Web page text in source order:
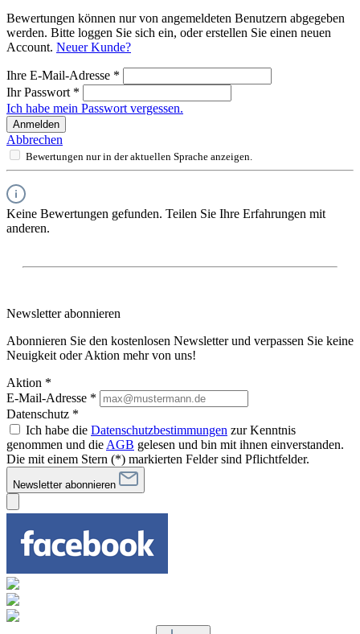
Bewertungen können nur von angemeldeten Benutzern abgegeben
werden. Bitte loggen Sie sich ein, oder erstellen Sie einen neuen
Account. Neuer Kunde?
Ihre E-Mail-Adresse *
Ihr Passwort *
Ich habe mein Passwort vergessen.
Anmelden
Abbrechen
Bewertungen nur in der aktuellen Sprache anzeigen.
Keine Bewertungen gefunden. Teilen Sie Ihre Erfahrungen mit
anderen.
Newsletter abonnieren
Abonnieren Sie den kostenlosen Newsletter und verpassen Sie keine
Neuigkeit oder Aktion mehr von uns!
Aktion *
E-Mail-Adresse *
Datenschutz *
Ich habe die Datenschutzbestimmungen zur Kenntnis
genommen und die AGB gelesen und bin mit ihnen einverstanden.
Die mit einem Stern (*) markierten Felder sind Pflichtfelder.
Newsletter abonnieren